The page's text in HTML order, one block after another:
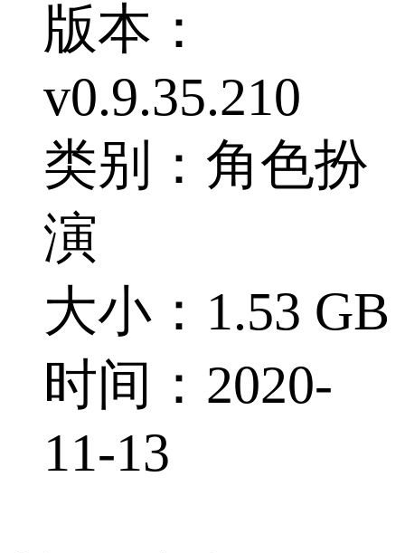
版本：
v0.9.35.210
类别：角色扮
演
大小：1.53 GB
时间：2020-
11-13